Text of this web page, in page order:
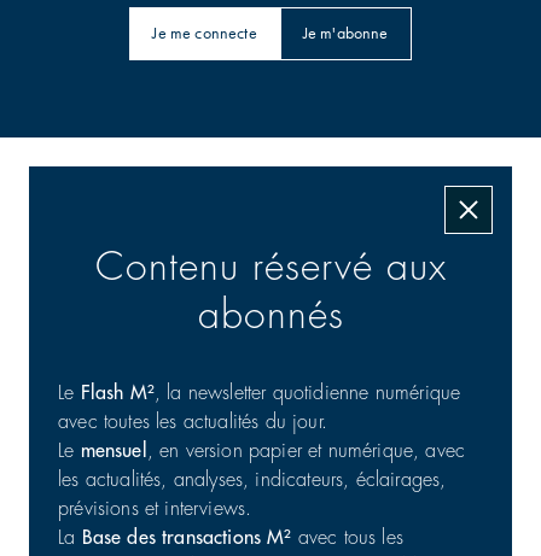
Je me connecte Je m'abonne
Contenu réservé aux
abonnés
Le Flash M², la newsletter quotidienne numérique
avec toutes les actualités du jour.
Le mensuel , en version papier et numérique, avec
les actualités, analyses, indicateurs, éclairages,
prévisions et interviews.
La Base des transactions M² avec tous les
Commerce : cession d'un portefeuille de 25 actifs en
France
Commerces | Investissement